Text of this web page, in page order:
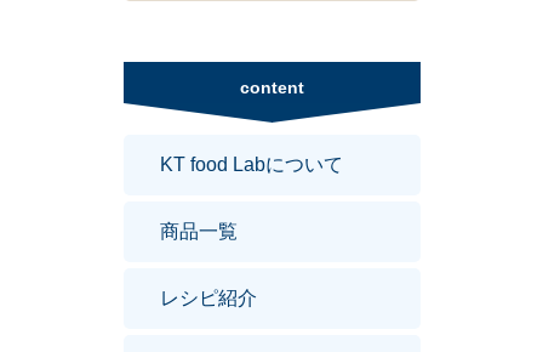
content
KT food Labについて
商品一覧
レシピ紹介